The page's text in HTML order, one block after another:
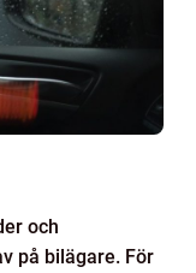
och
på bilägare. För